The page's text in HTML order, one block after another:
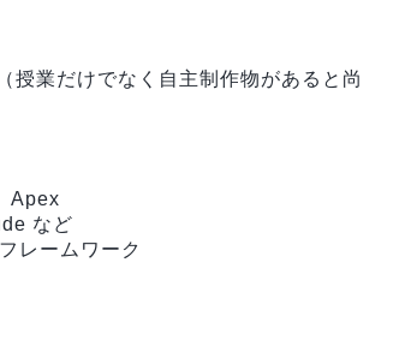
授業だけでなく自主制作物があると尚
Apex
など
レームワーク